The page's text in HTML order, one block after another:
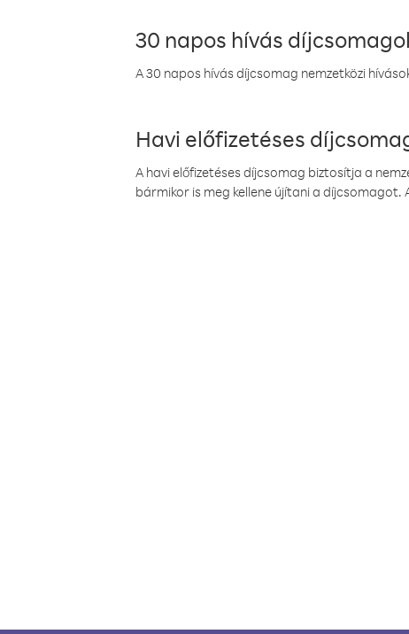
30 napos hívás
A 30 napos hívás díjcsomag nemzetközi
Havi előfizetéses
A havi előfizetéses díjcsomag biztosítja a
bármikor is meg kellene újítani a